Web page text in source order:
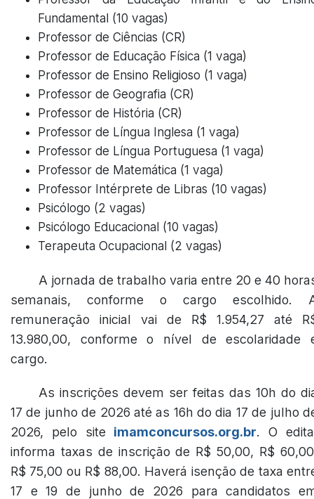
Fundamental (10 vagas)
Professor de Ciências (CR)
Professor de Educação Física (1 vaga)
Professor de Ensino Religioso (1 vaga)
Professor de Geografia (CR)
Professor de História (CR)
Professor de Língua Inglesa (1 vaga)
Professor de Língua Portuguesa (1 vaga)
Professor de Matemática (1 vaga)
Professor Intérprete de Libras (10 vagas)
Psicólogo (2 vagas)
Psicólogo Educacional (10 vagas)
Terapeuta Ocupacional (2 vagas)
A jornada de trabalho varia entre 20 e 40
semanais, conforme o cargo escolhido.
remuneração inicial vai de R$ 1.954,27 até
13.980,00, conforme o nível de escolaridade
cargo.
As inscrições devem ser feitas das 10h do
17 de junho de 2026 até as 16h do dia 17 de julho
2026, pelo site imamconcursos.org.br. O
informa taxas de inscrição de R$ 50,00, R$
R$ 75,00 ou R$ 88,00. Haverá isenção de taxa
17 e 19 de junho de 2026 para candidatos